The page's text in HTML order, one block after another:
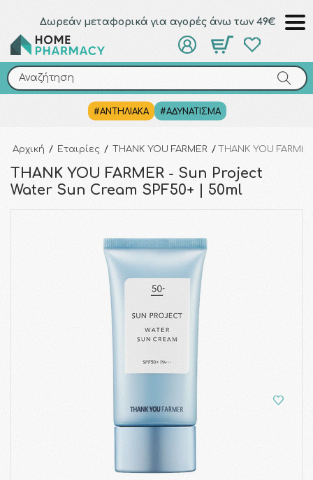
Δωρεάν μεταφορικά για αγορές άνω των 49€
Αναζήτηση
#ΑΝΤΗΛΙΑΚΑ #ΑΔΥΝΑΤΙΣΜΑ
Αναζήτηση
Αρχική / Εταιρίες / THANK YOU FARMER / THANK YOU
THANK YOU FARMER - Sun Project
Water Sun Cream SPF50+ | 50ml